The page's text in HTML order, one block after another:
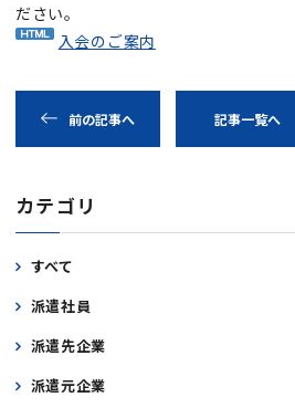
ださい。
入会のご案内
前の記事へ 記事一覧へ
カテゴリ
すべて
派遣社員
派遣先企業
派遣元企業